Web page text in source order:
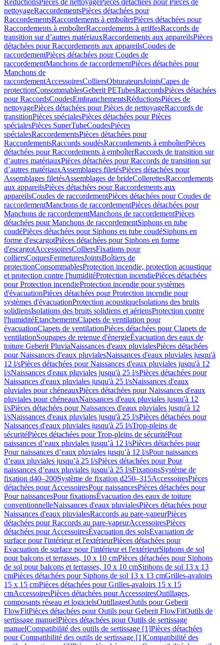
RéductionsPièces de nettoyagePièces détachées pour Pièces de
nettoyageRaccordementsPièces détachées pour
RaccordementsRaccordements à emboîterPièces détachées pour
Raccordements à emboîterRaccordements à griffesRaccords de
transition sur d’autres matériauxRaccordements aux appareilsPièces
détachées pour Raccordements aux appareilsCoudes de
raccordementPièces détachées pour Coudes de
raccordementManchons de raccordementPièces détachées pour
Manchons de
raccordementAccessoiresColliersObturateursJointsCapes de
protectionConsommablesGeberit PETubesRaccordsPièces détachées
pour RaccordsCoudesEmbranchementsRéductionsPièces de
nettoyagePièces détachées pour Pièces de nettoyageRaccords de
transitionPièces spécialesPièces détachées pour Pièces
spécialesPièces SuperTubeCoudesPièces
spécialesRaccordementsPièces détachées pour
RaccordementsRaccords soudésRaccordements à emboîterPièces
détachées pour Raccordements à emboîterRaccords de transition sur
d’autres matériauxPièces détachées pour Raccords de transition sur
d’autres matériauxAssemblages filetésPièces détachées pour
Assemblages filetésAssemblages de brideCollerettesRaccordements
aux appareilsPièces détachées pour Raccordements aux
appareilsCoudes de raccordementPièces détachées pour Coudes de
raccordementManchons de raccordementPièces détachées pour
Manchons de raccordementManchons de raccordementPièces
détachées pour Manchons de raccordementSiphons en tube
coudéPièces détachées pour Siphons en tube coudéSiphons en
forme d'escargotPièces détachées pour Siphons en forme
d'escargotAccessoiresColliersFixations pour
colliersCoquesFermeturesJointsBoîtiers de
protectionConsommablesProtection incendie, protection acoustique
et protection contre l'humiditéProtection incendiePièces détachées
pour Protection incendieProtection incendie pour systèmes
d'évacuationPièces détachées pour Protection incendie pour
systèmes d'évacuationProtection acoustiqueIsolations des bruits
solidiensIsolations des bruits solidiens et aériensProtection contre
l'humiditéEtanchementsClapets de ventilation pour
évacuationClapets de ventilationPièces détachées pour Clapets de
ventilationSoupapes de retenue d'énergieÉvacuation des eaux de
toiture Geberit PluviaNaissances d'eaux pluvialesPièces détachées
pour Naissances d'eaux pluvialesNaissances d'eaux pluviales jusqu'à
12 l/sPièces détachées pour Naissances d'eaux pluviales jusqu'à 12
l/sNaissances d'eaux pluviales jusqu'à 25 l/sPièces détachées pour
Naissances d'eaux pluviales jusqu'à 25 l/sNaissances d'eaux
pluviales pour chéneauxPièces détachées pour Naissances d'eaux
pluviales pour chéneauxNaissances d'eaux pluviales jusqu'à 12
l/sPièces détachées pour Naissances d'eaux pluviales jusqu'à 12
l/sNaissances d'eaux pluviales jusqu'à 25 l/sPièces détachées pour
Naissances d'eaux pluviales jusqu'à 25 l/sTrop-pleins de
sécuritéPièces détachées pour Trop-pleins de sécuritéPour
naissances d’eaux pluviales jusqu’à 12 l/sPièces détachées pour
Pour naissances d’eaux pluviales jusqu’à 12 l/sPour naissances
d’eaux pluviales jusqu’à 25 l/sPièces détachées pour Pour
naissances d’eaux pluviales jusqu’à 25 l/sFixationsSystème de
fixation d40–200Système de fixation d250–315AccessoiresPièces
détachées pour AccessoiresPour naissancesPièces détachées pour
Pour naissancesPour fixationsÉvacuation des eaux de toiture
conventionnelleNaissances d'eaux pluvialesPièces détachées pour
Naissances d'eaux pluvialesRaccords au pare-vapeurPièces
détachées pour Raccords au pare-vapeurAccessoiresPièces
détachées pour AccessoiresÉvacuation des solsEvacuation de
surface pour l'intérieur et l'extérieurPièces détachées pour
Evacuation de surface pour l'intérieur et l'extérieurSiphons de sol
pour balcons et terrasses, 10 x 10 cmPièces détachées pour Siphons
de sol pour balcons et terrasses, 10 x 10 cmSiphons de sol 13 x 13
cmPièces détachées pour Siphons de sol 13 x 13 cmGrilles-avaloirs
15 x 15 cmPièces détachées pour Grilles-avaloirs 15 x 15
cmAccessoiresPièces détachées pour AccessoiresOutillages,
composants réseau et logicielsOutillagesOutils pour Geberit
FlowFitPièces détachées pour Outils pour Geberit FlowFitOutils de
sertissage manuelPièces détachées pour Outils de sertissage
manuelCompatibilité des outils de sertissage [1]Pièces détachées
pour Compatibilité des outils de sertissage [1]Compatibilité des